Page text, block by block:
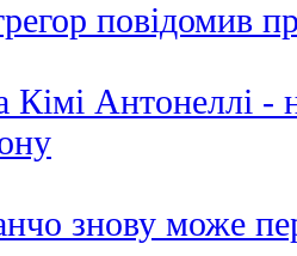
повідомив
Антонеллі -
знову може